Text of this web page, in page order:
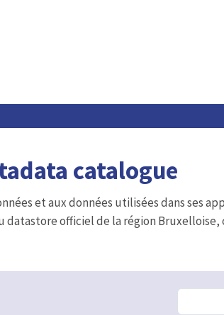
catalogue
et aux données utilisées dans ses
datastore officiel de la région Bruxelloise,